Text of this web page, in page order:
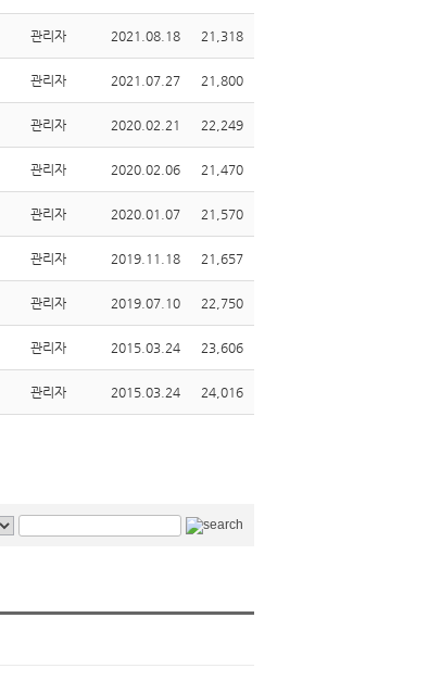
관리자 2021.08.18 21,318
관리자 2021.07.27 21,800
관리자 2020.02.21 22,249
관리자 2020.02.06 21,470
관리자 2020.01.07 21,570
관리자 2019.11.18 21,657
관리자 2019.07.10 22,750
관리자 2015.03.24 23,606
관리자 2015.03.24 24,016